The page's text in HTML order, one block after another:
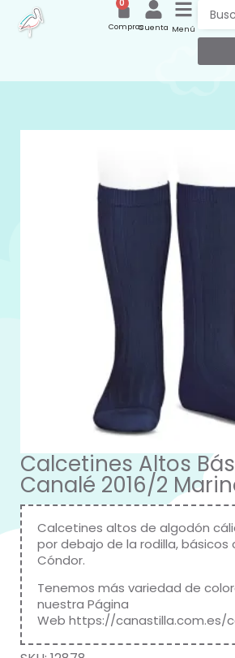
Menú
Cuenta
0
Compras
Calcetines Altos
Canalé 2016/2
Calcetines altos de algodón
por debajo de la rodilla, básicos
Cóndor.
Tenemos más variedad de
nuestra Página
Web https://canastilla.com.es/